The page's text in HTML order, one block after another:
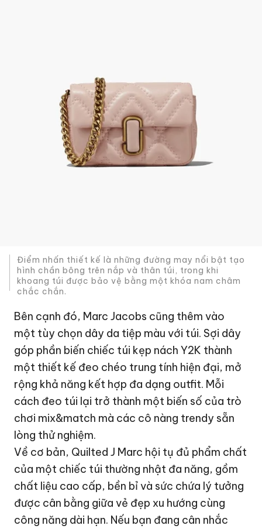
Điểm nhấn thiết kế là những đường may nổi bật tạo
hình chần bông trên nắp và thân túi, trong khi
khoang túi được bảo vệ bằng một khóa nam châm
chắc chắn.
Bên cạnh đó, Marc Jacobs cũng thêm vào
một tùy chọn dây da tiệp màu với túi. Sợi dây
góp phần biến chiếc túi kẹp nách Y2K thành
một thiết kế đeo chéo trung tính hiện đại, mở
rộng khả năng kết hợp đa dạng outfit. Mỗi
cách đeo túi lại trở thành một biến số của trò
chơi mix&match mà các cô nàng trendy sẵn
lòng thử nghiệm.
Về cơ bản, Quilted J Marc hội tụ đủ phẩm chất
của một chiếc túi thường nhật đa năng, gồm
chất liệu cao cấp, bền bỉ và sức chứa lý tưởng
được cân bằng giữa vẻ đẹp xu hướng cùng
công năng dài hạn. Nếu bạn đang cân nhắc